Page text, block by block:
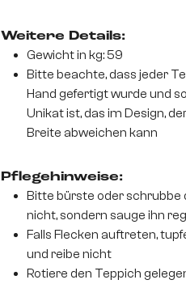
Weitere Details:
Gewicht in kg: 59
Bitte beachte, dass jeder
Hand gefertigt wurde und
Unikat ist, das im Design,
Breite abweichen kann
Pflegehinweise:
Bitte bürste oder schrubbe
nicht, sondern sauge ihn
Falls Flecken auftreten,
und reibe nicht
Rotiere den Teppich